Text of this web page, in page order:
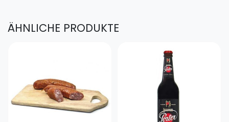
ÄHNLICHE PRODUKTE